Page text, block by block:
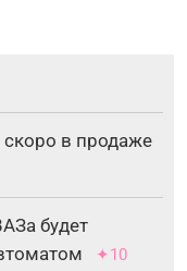
в продаже
будет
✦10